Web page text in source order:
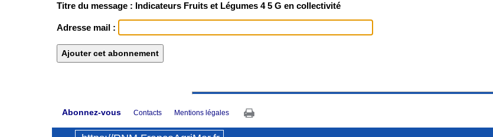
Titre du message : Indicateurs Fruits et Légumes 4 5 G en collectivité
Adresse mail :
Abonnez-vous Contacts Mentions légales